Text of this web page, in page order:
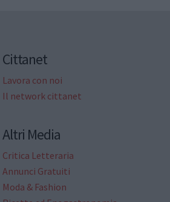
Cittanet
Lavora con noi
Il network cittanet
Altri Media
Critica Letteraria
Annunci Gratuiti
Moda & Fashion